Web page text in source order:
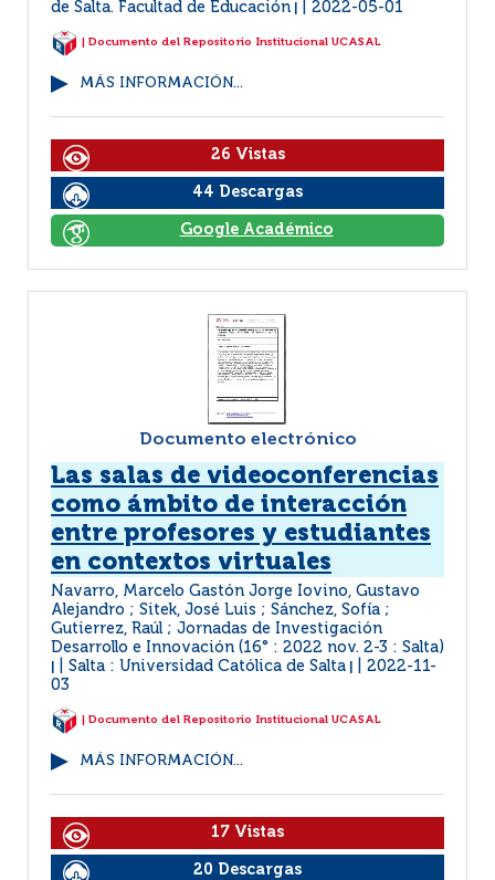
de Salta. Facultad de Educación
2022-05-01
| Documento del Repositorio Institucional UCASAL
MÁS INFORMACIÓN...
26 Vistas
44 Descargas
Google Académico
Documento electrónico
Las salas de videoconferencias
como ámbito de interacción
entre profesores y estudiantes
en contextos virtuales
Navarro, Marcelo Gastón Jorge Iovino, Gustavo
Alejandro ; Sitek, José Luis ; Sánchez, Sofía ;
Gutierrez, Raúl ; Jornadas de Investigación
Desarrollo e Innovación (16° : 2022 nov. 2-3 : Salta)
Salta : Universidad Católica de Salta
2022-11-
03
| Documento del Repositorio Institucional UCASAL
MÁS INFORMACIÓN...
17 Vistas
20 Descargas